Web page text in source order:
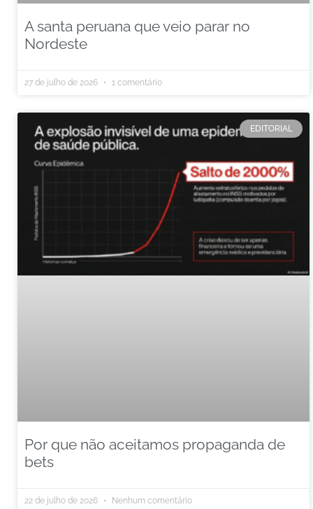
A santa peruana que veio parar no
Nordeste
27 de julho de 2026 1 comentário
EDITORIAL
Por que não aceitamos propaganda de
bets
22 de julho de 2026 Nenhum comentário